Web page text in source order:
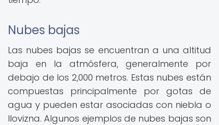
Nubes bajas
Las nubes bajas se encuentran a una altitud
baja en la atmósfera, generalmente por
debajo de los 2,000 metros. Estas nubes están
compuestas principalmente por gotas de
agua y pueden estar asociadas con niebla o
llovizna. Algunos ejemplos de nubes bajas son